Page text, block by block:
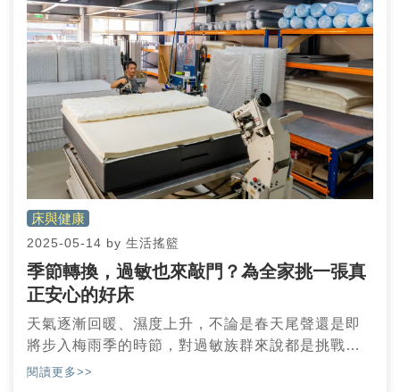
床與健康
2025-05-14 by 生活搖籃
季節轉換，過敏也來敲門？為全家挑一張真
正安心的好床
天氣逐漸回暖、濕度上升，不論是春天尾聲還是即
將步入梅雨季的時節，對過敏族群來說都是挑戰的
開始。這時，藏身在我們生活環境中的「微小威
閱讀更多>>